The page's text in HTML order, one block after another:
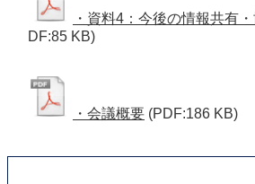
・資料4：今後の情報共有
DF:85 KB)
・会議概要 (PDF:186 KB)